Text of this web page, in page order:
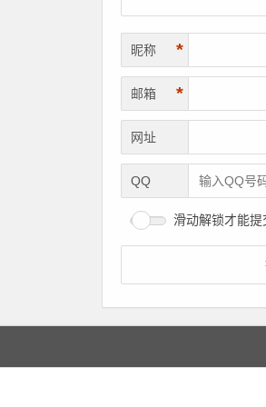
昵称 *
邮箱 *
网址
QQ
滑动解锁才能提